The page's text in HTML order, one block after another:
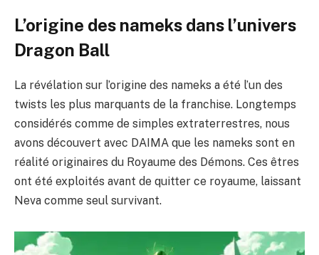
L’origine des nameks dans l’univers
Dragon Ball
La révélation sur l’origine des nameks a été l’un des
twists les plus marquants de la franchise. Longtemps
considérés comme de simples extraterrestres, nous
avons découvert avec DAIMA que les nameks sont en
réalité originaires du Royaume des Démons. Ces êtres
ont été exploités avant de quitter ce royaume, laissant
Neva comme seul survivant.